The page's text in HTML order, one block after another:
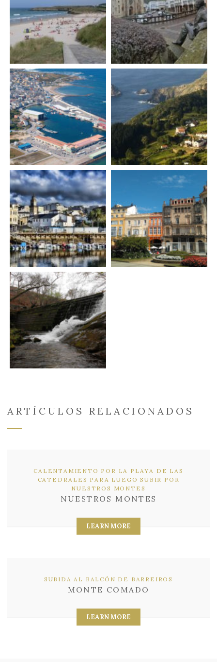
ARTÍCULOS RELACIONADOS
CALENTAMIENTO POR LA PLAYA DE LAS
CATEDRALES PARA LUEGO SUBIR POR
NUESTROS MONTES
NUESTROS MONTES
LEARN MORE
SUBIDA AL BALCÓN DE BARREIROS
MONTE COMADO
LEARN MORE